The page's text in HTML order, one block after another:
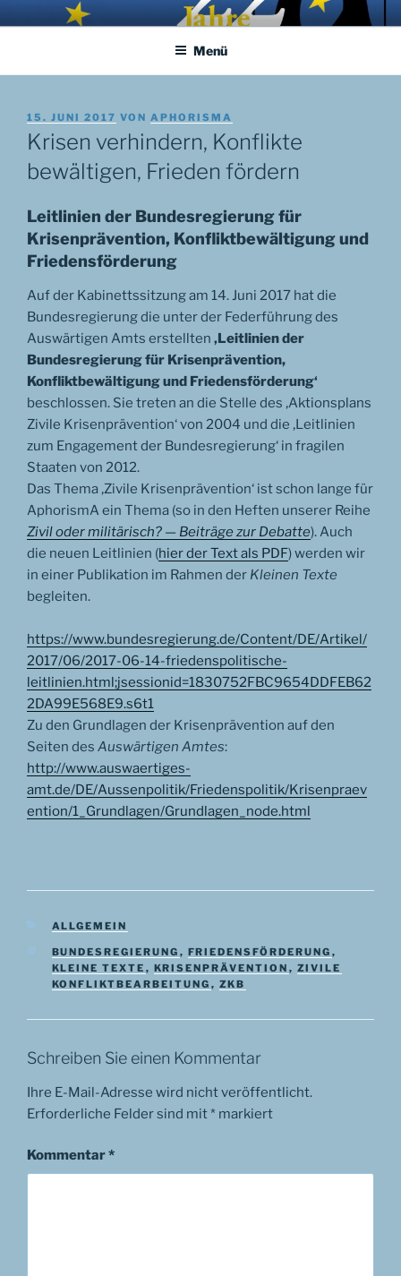
InhaltAPHORISMA.EU
… links und rechts von Jerusalem …
Menü
VERÖFFENTLICHT
AM
15. JUNI 2017 VON APHORISMA
Krisen verhindern, Konflikte
bewältigen, Frieden fördern
Leitlinien der Bundesregierung für
Krisenprävention, Konfliktbewältigung und
Friedensförderung
Auf der Kabinettssitzung am 14. Juni 2017 hat die
Bundesregierung die unter der Federführung des
Auswärtigen Amts erstellten ‚Leitlinien der
Bundesregierung für Krisenprävention,
Konfliktbewältigung und Friedensförderung‘
beschlossen. Sie treten an die Stelle des ‚Aktionsplans
Zivile Krisenprävention‘ von 2004 und die ‚Leitlinien
zum Engagement der Bundesregierung‘ in fragilen
Staaten von 2012.
Das Thema ‚Zivile Krisenprävention‘ ist schon lange für
AphorismA ein Thema (so in den Heften unserer Reihe
Zivil oder militärisch? — Beiträge zur Debatte). Auch
die neuen Leitlinien (hier der Text als PDF) werden wir
in einer Publikation im Rahmen der Kleinen Texte
begleiten.
https://www.bundesregierung.de/Content/DE/Artikel/
2017/06/2017-06-14-friedenspolitische-
leitlinien.html;jsessionid=1830752FBC9654DDFEB62
2DA99E568E9.s6t1
Zu den Grundlagen der Krisenprävention auf den
Seiten des Auswärtigen Amtes:
http://www.auswaertiges-
amt.de/DE/Aussenpolitik/Friedenspolitik/Krisenpraev
ention/1_Grundlagen/Grundlagen_node.html
KATEGORIEN
ALLGEMEIN
SCHLAGWÖRTER
BUNDESREGIERUNG , FRIEDENSFÖRDERUNG ,
KLEINE TEXTE , KRISENPRÄVENTION , ZIVILE
KONFLIKTBEARBEITUNG , ZKB
Schreiben Sie einen Kommentar
Ihre E-Mail-Adresse wird nicht veröffentlicht.
Erforderliche Felder sind mit* markiert
Kommentar*